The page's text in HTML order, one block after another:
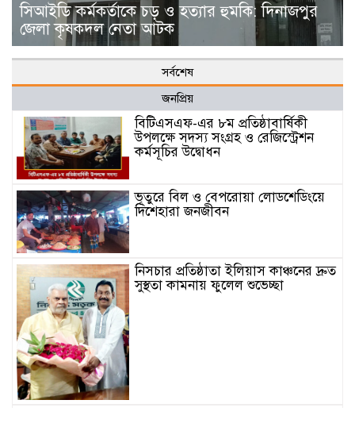
সিআইডি কর্মকর্তাকে চড় ও হত্যার হুমকি: দিনাজপুর
জেলা কৃষকদল নেতা আটক
সর্বশেষ
জনপ্রিয়
বিটিএসএফ-এর ৮ম প্রতিষ্ঠাবার্ষিকী
উপলক্ষে সদস্য সংগ্রহ ও রেজিস্ট্রেশন
কর্মসূচির উদ্বোধন
​ভূতুরে বিল ও বেপরোয়া লোডশেডিংয়ে
দিশেহারা জনজীবন
নিসচার প্রতিষ্ঠাতা ইলিয়াস কাঞ্চনের দ্রুত
সুস্থতা কামনায় ফুলেল শুভেচ্ছা